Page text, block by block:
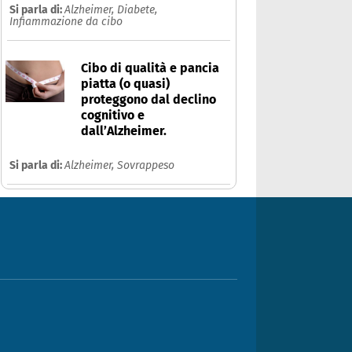
Si parla di:Alzheimer, Diabete,
Infiammazione da cibo
Cibo di qualità e pancia
piatta (o quasi)
proteggono dal declino
cognitivo e
dall’Alzheimer.
Si parla di:Alzheimer, Sovrappeso